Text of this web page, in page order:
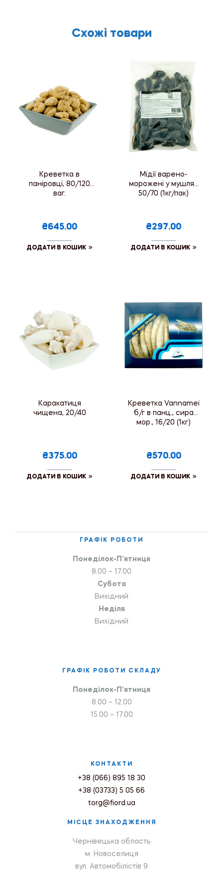
Схожі товари
Креветка в
паніровці, 80/120
ваг.
₴645.00
ДОДАТИ В КОШИК
Мідії варено-
морожені у мушлях
50/70 (1кг/пак)
₴297.00
ДОДАТИ В КОШИК
Каракатиця
чищена, 20/40
₴375.00
ДОДАТИ В КОШИК
Креветка Vannamei
б/г в панц., сира
мор., 16/20 (1кг)
₴570.00
ДОДАТИ В КОШИК
ГРАФІК РОБОТИ
Понеділок-П’ятниця
8.00 – 17.00
Субота
Вихідний
Неділя
Вихідний
ГРАФІК РОБОТИ СКЛАДУ
Понеділок-П’ятниця
8.00 – 12.00
15.00 – 17.00
КОНТАКТИ
+38 (066) 895 18 30
+38 (03733) 5 05 66
torg@fiord.ua
МІСЦЕ ЗНАХОДЖЕННЯ
Чернівецька область
м. Новоселиця
вул. Автомобілістів 9